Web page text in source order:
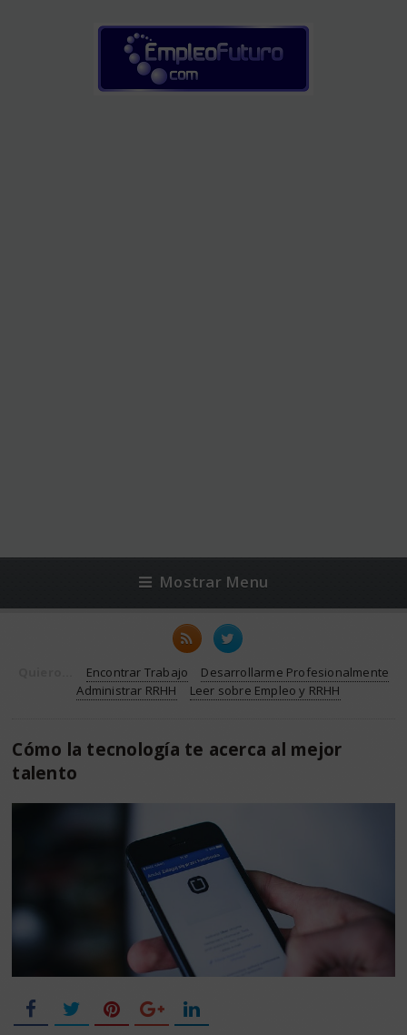
Mostrar Menu
Encontrar Trabajo
Desarrollarme Profesionalmente
Administrar RRHH
Leer sobre Empleo y RRHH
Cómo la tecnología te acerca al mejor
talento